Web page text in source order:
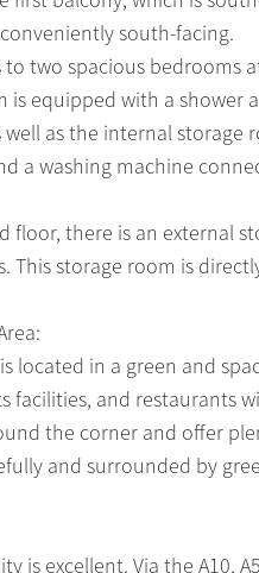
south-facing.
to two spacious bedrooms
is equipped with a shower
well as the internal
a washing machine
floor, there is an external
This storage room is
located in a green and
facilities, and restaurants
the corner and offer
and surrounded by
is excellent. Via the A10,